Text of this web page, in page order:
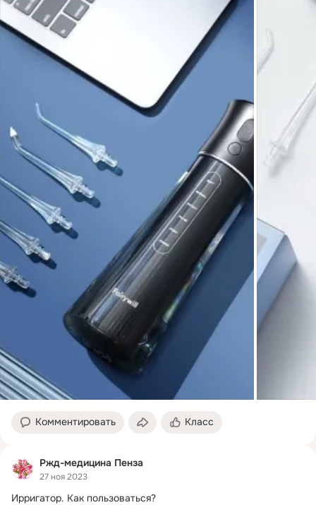
Комментировать Класс
Ржд-медицина Пенза
27 ноя 2023
Ирригатор. Как пользоваться?